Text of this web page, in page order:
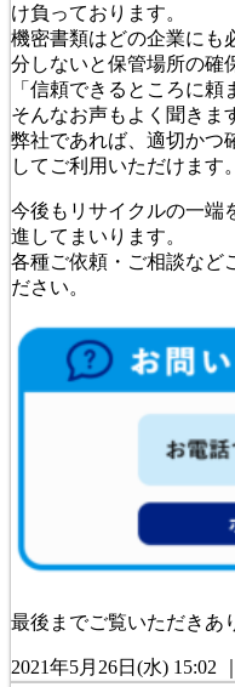
け負っております。
機密書類はどの企業にも
分しないと保管場所の確
「信頼できるところに頼
そんなお声もよく聞きま
弊社であれば、適切かつ
してご利用いただけます。
今後もリサイクルの一端
進してまいります。
各種ご依頼・ご相談など
ださい。
最後までご覧いただきあ
2021年5月26日(水) 15:02